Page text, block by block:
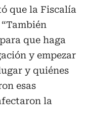
que la Fiscalía
que haga
y empezar
y quiénes
esas
la